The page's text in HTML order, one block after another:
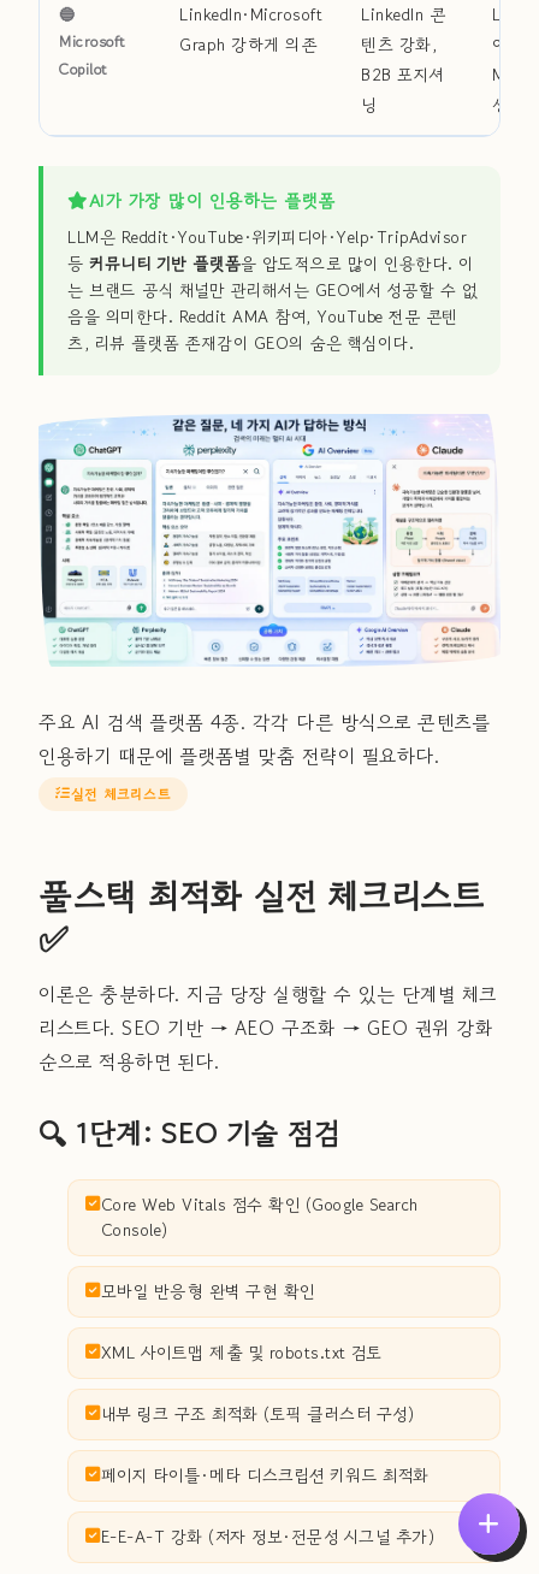
🔵
Microsoft
Copilot
LinkedIn·Microsoft
Graph 강하게 의존
LinkedIn 콘
텐츠 강화,
B2B 포지셔
닝
아티
생태
AI가 가장 많이 인용하는 플랫폼
LLM은 Reddit·YouTube·위키피디아·Yelp·TripAdvisor
등 커뮤니티 기반 플랫폼을 압도적으로 많이 인용한다. 이
는 브랜드 공식 채널만 관리해서는 GEO에서 성공할 수 없
음을 의미한다. Reddit AMA 참여, YouTube 전문 콘텐
츠, 리뷰 플랫폼 존재감이 GEO의 숨은 핵심이다.
주요 AI 검색 플랫폼 4종. 각각 다른 방식으로 콘텐츠를
인용하기 때문에 플랫폼별 맞춤 전략이 필요하다.
실전 체크리스트
풀스택 최적화 실전 체크리스트
✅
이론은 충분하다. 지금 당장 실행할 수 있는 단계별 체크
리스트다. SEO 기반 → AEO 구조화 → GEO 권위 강화
순으로 적용하면 된다.
🔍 1단계: SEO 기술 점검
Core Web Vitals 점수 확인 (Google Search
Console)
모바일 반응형 완벽 구현 확인
XML 사이트맵 제출 및 robots.txt 검토
내부 링크 구조 최적화 (토픽 클러스터 구성)
페이지 타이틀·메타 디스크립션 키워드 최적화
E-E-A-T 강화 (저자 정보·전문성 시그널 추가)